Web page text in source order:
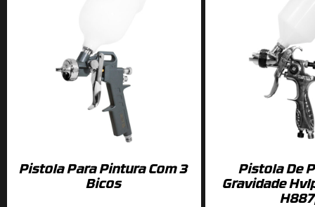
Pistola Para Pintura Com 3
Bicos
Pistola De
Gravidade